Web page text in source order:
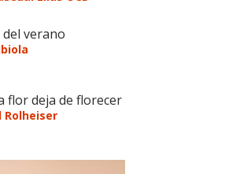
verano
flor deja de florecer
Rolheiser